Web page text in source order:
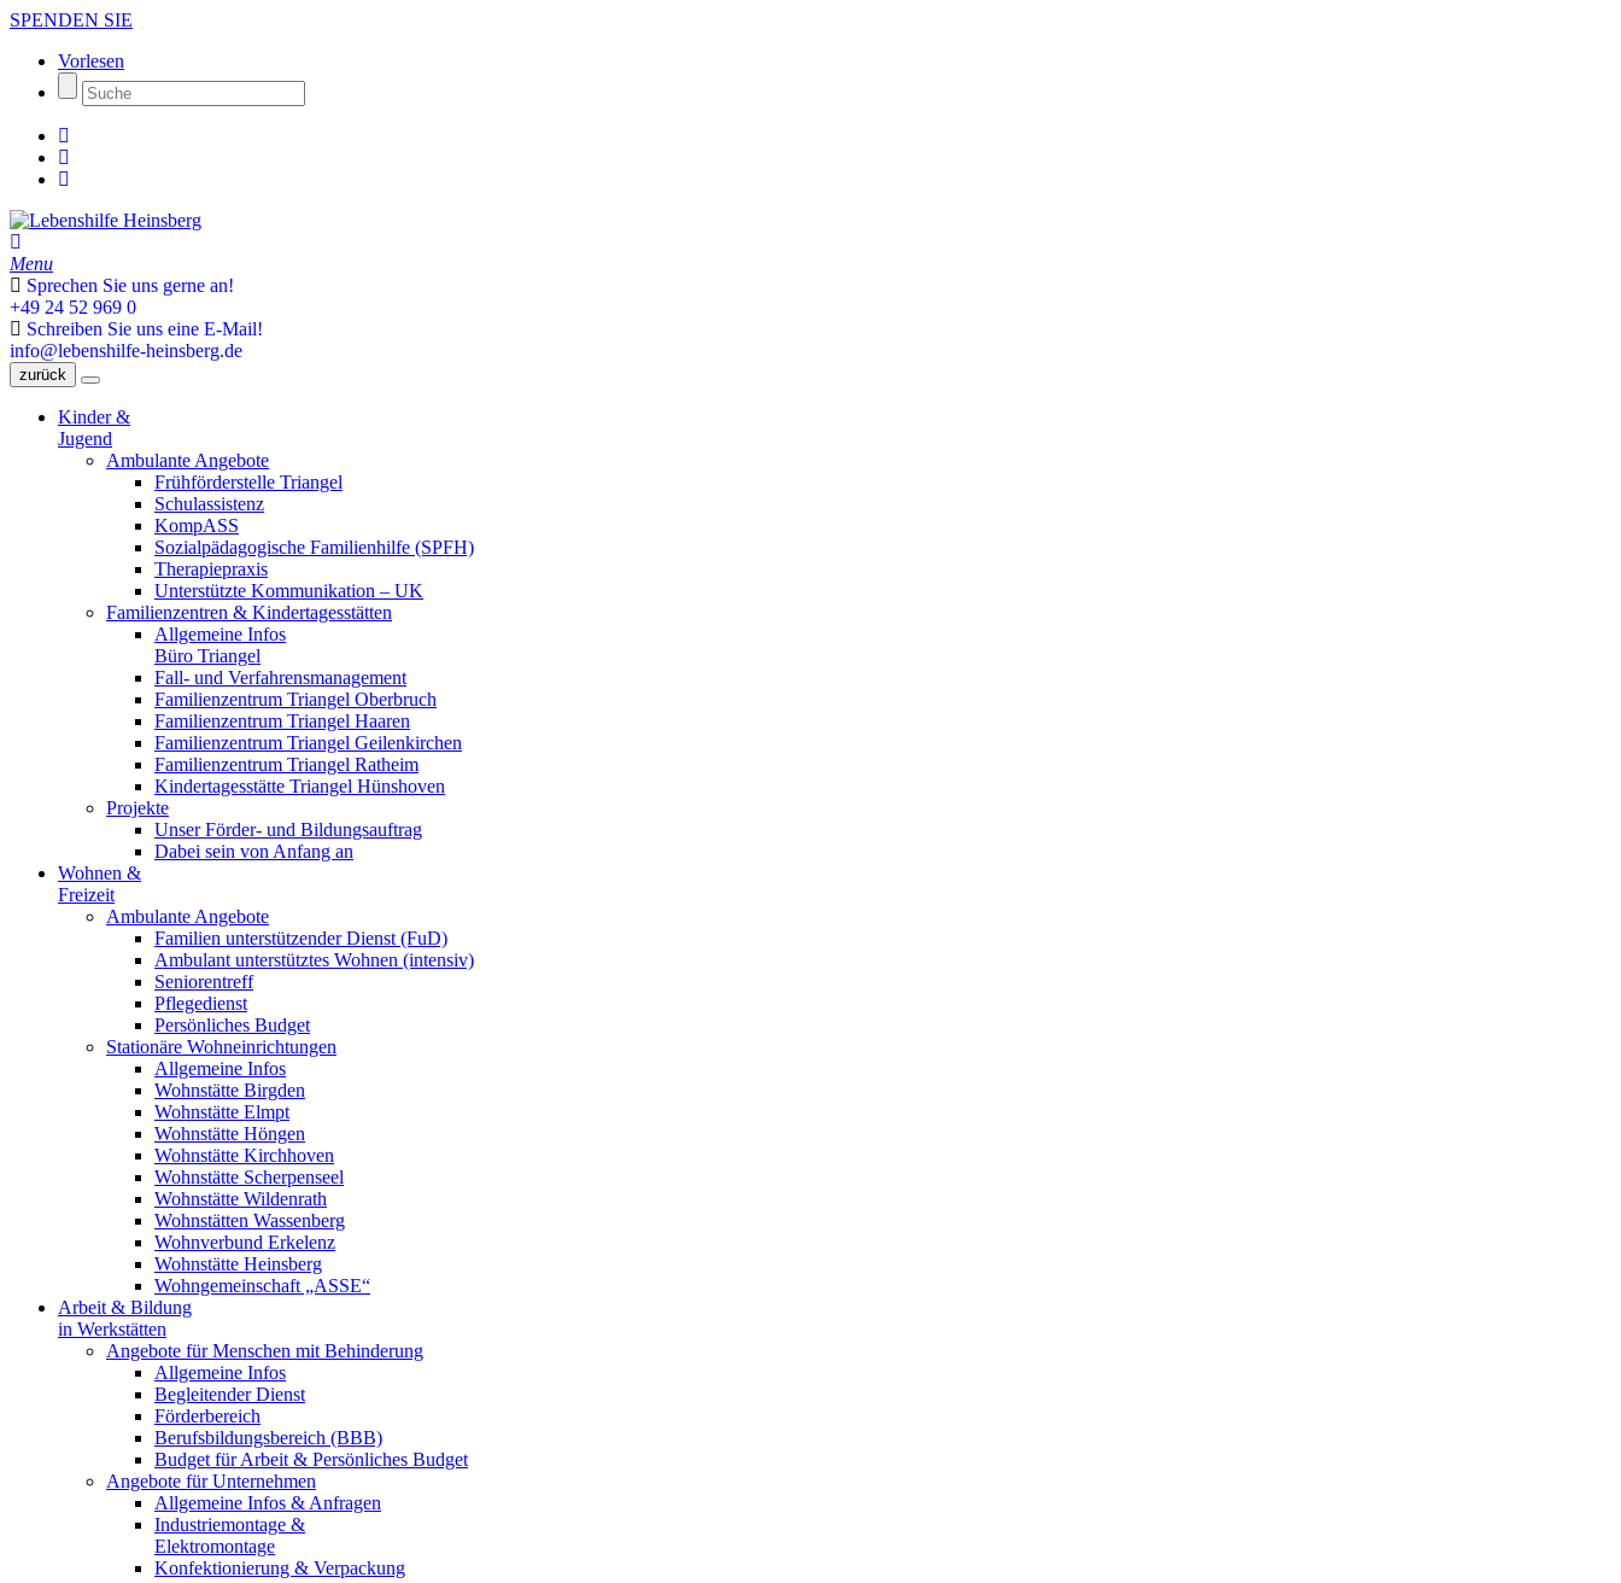
SPENDEN SIE
Vorlesen
Menu
Sprechen Sie uns gerne an!
+49 24 52 969 0
Schreiben Sie uns eine E-Mail!
info@lebenshilfe-heinsberg.de
zurück
Kinder &
Jugend
Ambulante Angebote
Frühförderstelle Triangel
Schulassistenz
KompASS
Sozialpädagogische Familienhilfe (SPFH)
Therapiepraxis
Unterstützte Kommunikation – UK
Familienzentren & Kindertagesstätten
Allgemeine Infos
Büro Triangel
Fall- und Verfahrensmanagement
Familienzentrum Triangel Oberbruch
Familienzentrum Triangel Haaren
Familienzentrum Triangel Geilenkirchen
Familienzentrum Triangel Ratheim
Kindertagesstätte Triangel Hünshoven
Projekte
Unser Förder- und Bildungsauftrag
Dabei sein von Anfang an
Wohnen &
Freizeit
Ambulante Angebote
Familien unterstützender Dienst (FuD)
Ambulant unterstütztes Wohnen (intensiv)
Seniorentreff
Pflegedienst
Persönliches Budget
Stationäre Wohneinrichtungen
Allgemeine Infos
Wohnstätte Birgden
Wohnstätte Elmpt
Wohnstätte Höngen
Wohnstätte Kirchhoven
Wohnstätte Scherpenseel
Wohnstätte Wildenrath
Wohnstätten Wassenberg
Wohnverbund Erkelenz
Wohnstätte Heinsberg
Wohngemeinschaft „ASSE“
Arbeit & Bildung
in Werkstätten
Angebote für Menschen mit Behinderung
Allgemeine Infos
Begleitender Dienst
Förderbereich
Berufsbildungsbereich (BBB)
Budget für Arbeit & Persönliches Budget
Angebote für Unternehmen
Allgemeine Infos & Anfragen
Industriemontage &
Elektromontage
Konfektionierung & Verpackung